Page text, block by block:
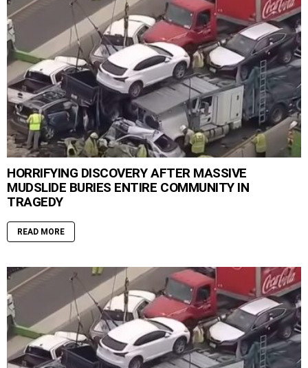
HORRIFYING DISCOVERY AFTER MASSIVE
MUDSLIDE BURIES ENTIRE COMMUNITY IN
TRAGEDY
READ MORE